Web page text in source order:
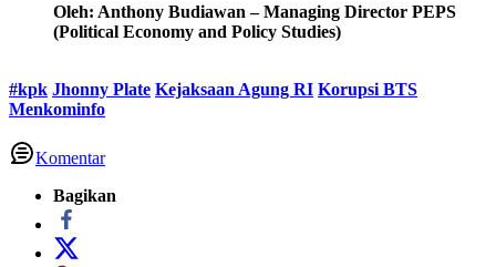
Oleh: Anthony Budiawan – Managing Director PEPS
(Political Economy and Policy Studies)
#kpk Jhonny Plate Kejaksaan Agung RI Korupsi BTS
Menkominfo
Komentar
Bagikan